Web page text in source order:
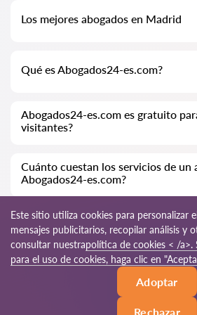
especialmente para usted. Biografías
abogados con números de teléfono.
Los mejores abogados en Madrid
información completa. Precios, opiniones,
teléfono y direcciones.
Qué es Abogados24-es.com?
Ayudamos a personas físicas y jurídicas, así
extranjeras.
Abogados24-es.com es gratuito
visitantes?
sin embargo, los servicios y consultas
abogados son de pago.
Cuánto cuestan los servicios de un
Abogados24-es.com?
El costo de la consulta y los servicios de
especialistas depende de la complejidad de
volumen de trabajo; normalmente, la
(en línea) varía de 70 a 150 EUR. El costo
discute de forma individual.© 2026 Abogados24-
Mapa del sitio
Este sitio utiliza cookies para personalizar
mensajes publicitarios, recopilar análisis y
consultar nuestrapolítica de cookies < /
para el uso de cookies, haga clic en
Adoptar
Rechazar